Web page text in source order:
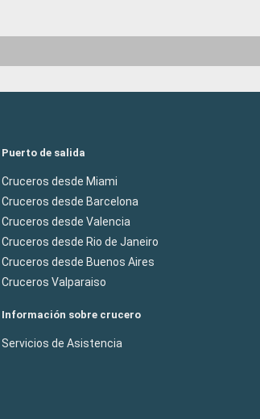
Puerto de salida
Cruceros desde Miami
Cruceros desde Barcelona
Cruceros desde Valencia
Cruceros desde Rio de Janeiro
Cruceros desde Buenos Aires
Cruceros Valparaiso
Información sobre crucero
Servicios de Asistencia